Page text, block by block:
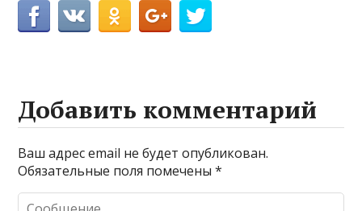
Добавить комментарий
Ваш адрес email не будет опубликован.
Обязательные поля помечены*